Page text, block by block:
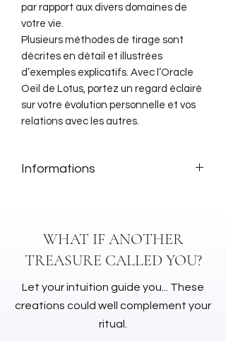
par rapport aux divers domaines de
votre vie.
Plusieurs méthodes de tirage sont
décrites en détail et illustrées
d’exemples explicatifs. Avec l’Oracle
Oeil de Lotus, portez un regard éclairé
sur votre évolution personnelle et vos
relations avec les autres.
Informations
explicatif
WHAT IF ANOTHER
TREASURE CALLED YOU?
Let your intuition guide you... These
creations could well complement your
ritual.